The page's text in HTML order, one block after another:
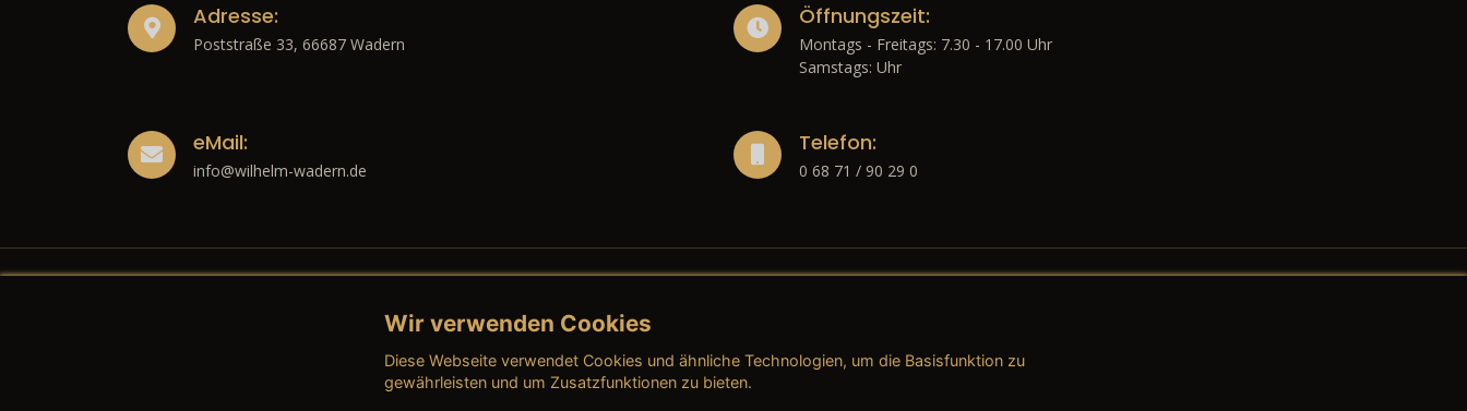
Adresse:
Poststraße 33, 66687 Wadern
Öffnungszeit:
Montags - Freitags: 7.30 - 17.00 Uhr
Samstags: Uhr
eMail:
info@wilhelm-wadern.de
Telefon:
0 68 71 / 90 29 0
Rechtliches
→ Impressum
→ AGB (Neuwagen)
→ AGB (Teile & Zubehör)
Wir verwenden Cookies
Diese Webseite verwendet Cookies und ähnliche Technologien, um die Basisfunktion zu
gewährleisten und um Zusatzfunktionen zu bieten.